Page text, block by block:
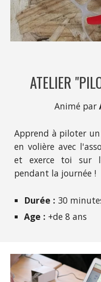
ATELIER
Animé par
Apprend à piloter
en volière avec
et exerce toi sur
pendant la journée !
Durée : 30
Age : +de 8 ans